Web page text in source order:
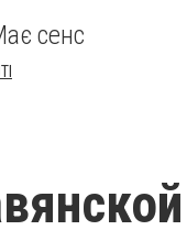
сенс